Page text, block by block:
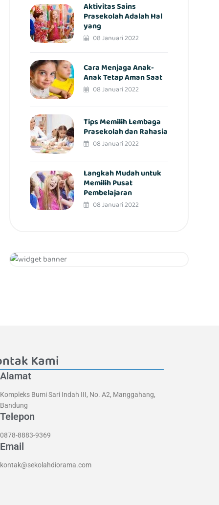
Aktivitas Sains
Prasekolah Adalah Hal
yang
08 Januari 2022
Cara Menjaga Anak-
Anak Tetap Aman Saat
08 Januari 2022
Tips Memilih Lembaga
Prasekolah dan Rahasia
08 Januari 2022
Langkah Mudah untuk
Memilih Pusat
Pembelajaran
08 Januari 2022
Kami
Alamat
Kompleks Bumi Sari Indah III, No. A2, Manggahang,
Bandung
Telepon
0878-8883-9369
Email
kontak@sekolahdiorama.com